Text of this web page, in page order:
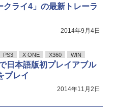
クライ4」の最新トレーラ
2014年9月4日
PS3 X ONE X360 WIN
日本語版初プレイアブル
プレイ
2014年11月2日